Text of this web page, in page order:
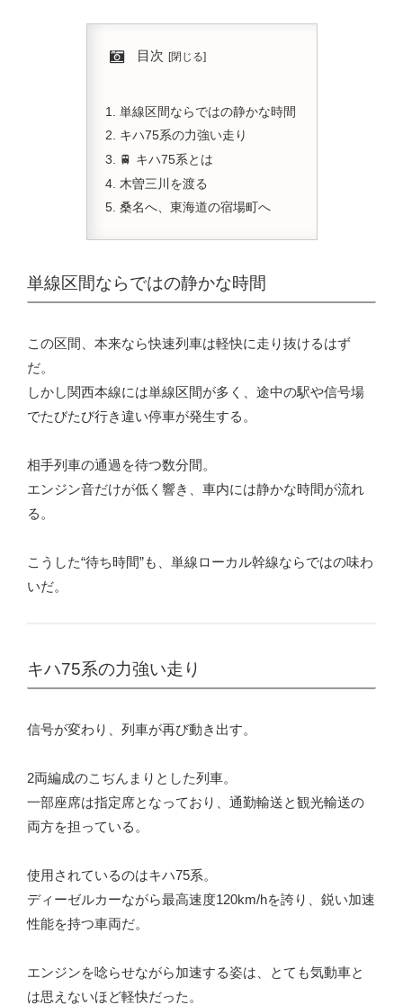
目次
単線区間ならではの静かな時間
キハ75系の力強い走り
🚆 キハ75系とは
木曽三川を渡る
桑名へ、東海道の宿場町へ
単線区間ならではの静かな時間
この区間、本来なら快速列車は軽快に走り抜けるはず
だ。
しかし関西本線には単線区間が多く、途中の駅や信号場
でたびたび行き違い停車が発生する。
相手列車の通過を待つ数分間。
エンジン音だけが低く響き、車内には静かな時間が流れ
る。
こうした“待ち時間”も、単線ローカル幹線ならではの味わ
いだ。
キハ75系の力強い走り
信号が変わり、列車が再び動き出す。
2両編成のこぢんまりとした列車。
一部座席は指定席となっており、通勤輸送と観光輸送の
両方を担っている。
使用されているのはキハ75系。
ディーゼルカーながら最高速度120km/hを誇り、鋭い加速
性能を持つ車両だ。
エンジンを唸らせながら加速する姿は、とても気動車と
は思えないほど軽快だった。